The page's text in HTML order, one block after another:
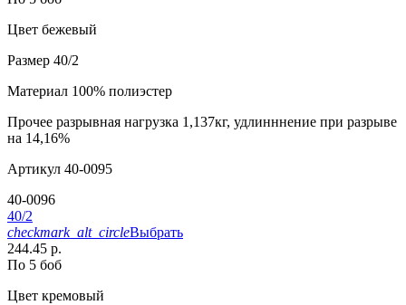
Цвет бежевый
Размер 40/2
Материал 100% полиэстер
Прочее разрывная нагрузка 1,137кг, удлинннение при разрыве
на 14,16%
Артикул 40-0095
40-0096
40/2
checkmark_alt_circleВыбрать
244.45 р.
По 5 боб
Цвет кремовый